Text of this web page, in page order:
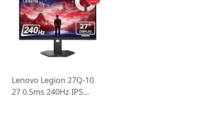
Lenovo Legion 27Q-10
27 0.5ms 240Hz IPS